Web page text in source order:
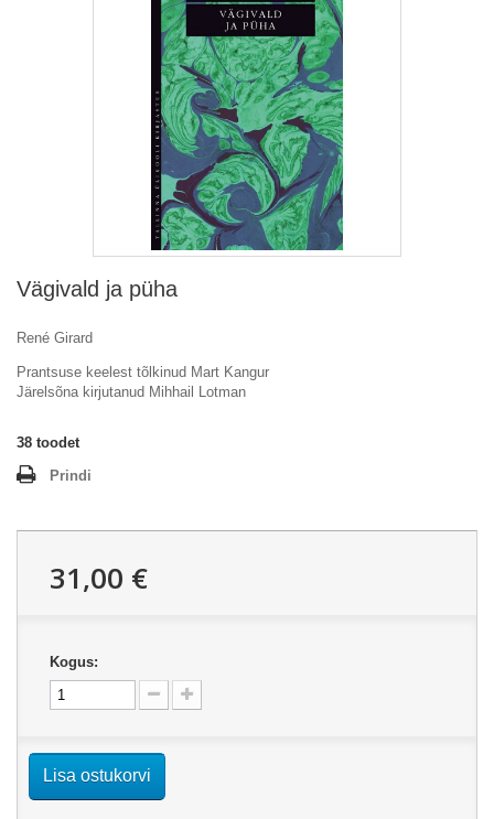
Vägivald ja püha
René Girard
Prantsuse keelest tõlkinud Mart Kangur
Järelsõna kirjutanud Mihhail Lotman
38 toodet
Prindi
31,00 €
Kogus:
Lisa ostukorvi